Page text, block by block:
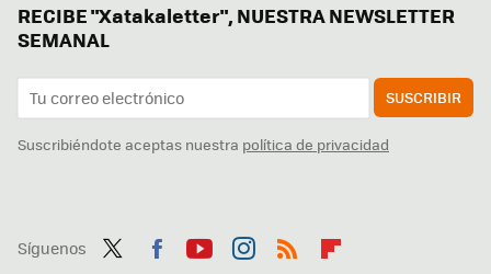
RECIBE "Xatakaletter", NUESTRA NEWSLETTER
SEMANAL
SUSCRIBIR
Suscribiéndote aceptas nuestra política de privacidad
Síguenos